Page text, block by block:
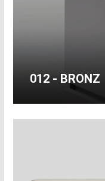
012 - BRONZ